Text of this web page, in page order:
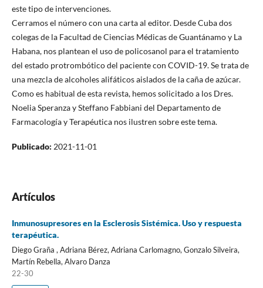
este tipo de intervenciones.
Cerramos el número con una carta al editor. Desde Cuba dos
colegas de la Facultad de Ciencias Médicas de Guantánamo y La
Habana, nos plantean el uso de policosanol para el tratamiento
del estado protrombótico del paciente con COVID-19. Se trata de
una mezcla de alcoholes alifáticos aislados de la caña de azúcar.
Como es habitual de esta revista, hemos solicitado a los Dres.
Noelia Speranza y Steffano Fabbiani del Departamento de
Farmacología y Terapéutica nos ilustren sobre este tema.
Publicado: 2021-11-01
Artículos
Inmunosupresores en la Esclerosis Sistémica. Uso y respuesta
terapéutica.
Diego Graña , Adriana Bérez, Adriana Carlomagno, Gonzalo Silveira,
Martín Rebella, Alvaro Danza
22-30